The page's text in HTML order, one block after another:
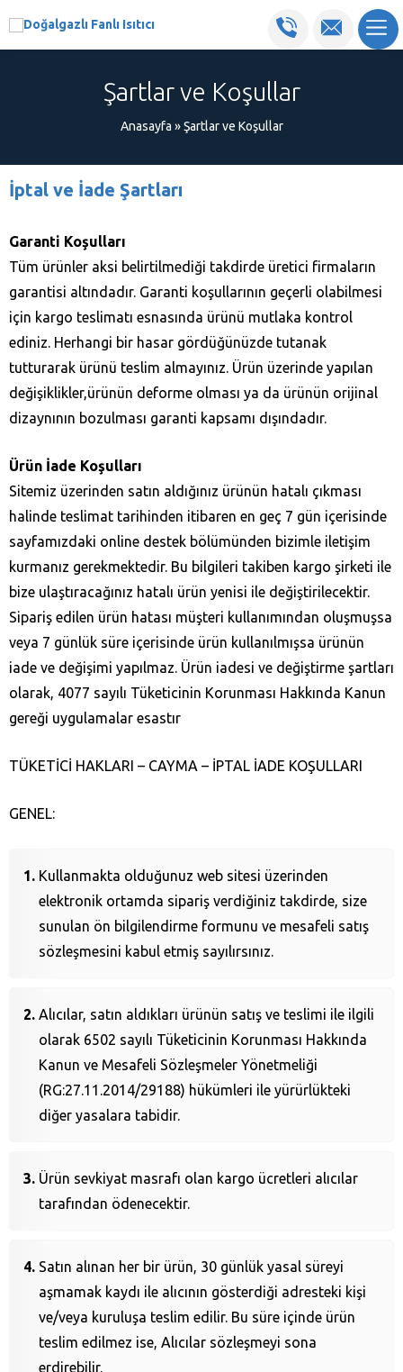
Şartlar ve Koşullar
Anasayfa »Şartlar ve Koşullar
İptal ve İade Şartları
Garanti Koşulları
Tüm ürünler aksi belirtilmediği takdirde üretici firmaların
garantisi altındadır. Garanti koşullarının geçerli olabilmesi
için kargo teslimatı esnasında ürünü mutlaka kontrol
ediniz. Herhangi bir hasar gördüğünüzde tutanak
tutturarak ürünü teslim almayınız. Ürün üzerinde yapılan
değişiklikler,ürünün deforme olması ya da ürünün orijinal
dizaynının bozulması garanti kapsamı dışındadır.
Ürün İade Koşulları
Sitemiz üzerinden satın aldığınız ürünün hatalı çıkması
halinde teslimat tarihinden itibaren en geç 7 gün içerisinde
sayfamızdaki online destek bölümünden bizimle iletişim
kurmanız gerekmektedir. Bu bilgileri takiben kargo şirketi ile
bize ulaştıracağınız hatalı ürün yenisi ile değiştirilecektir.
Sipariş edilen ürün hatası müşteri kullanımından oluşmuşsa
veya 7 günlük süre içerisinde ürün kullanılmışsa ürünün
iade ve değişimi yapılmaz. Ürün iadesi ve değiştirme şartları
olarak, 4077 sayılı Tüketicinin Korunması Hakkında Kanun
gereği uygulamalar esastır
TÜKETİCİ HAKLARI – CAYMA – İPTAL İADE KOŞULLARI
GENEL:
Kullanmakta olduğunuz web sitesi üzerinden
elektronik ortamda sipariş verdiğiniz takdirde, size
sunulan ön bilgilendirme formunu ve mesafeli satış
sözleşmesini kabul etmiş sayılırsınız.
Alıcılar, satın aldıkları ürünün satış ve teslimi ile ilgili
olarak 6502 sayılı Tüketicinin Korunması Hakkında
Kanun ve Mesafeli Sözleşmeler Yönetmeliği
(RG:27.11.2014/29188) hükümleri ile yürürlükteki
diğer yasalara tabidir.
Ürün sevkiyat masrafı olan kargo ücretleri alıcılar
tarafından ödenecektir.
Satın alınan her bir ürün, 30 günlük yasal süreyi
aşmamak kaydı ile alıcının gösterdiği adresteki kişi
ve/veya kuruluşa teslim edilir. Bu süre içinde ürün
teslim edilmez ise, Alıcılar sözleşmeyi sona
erdirebilir.